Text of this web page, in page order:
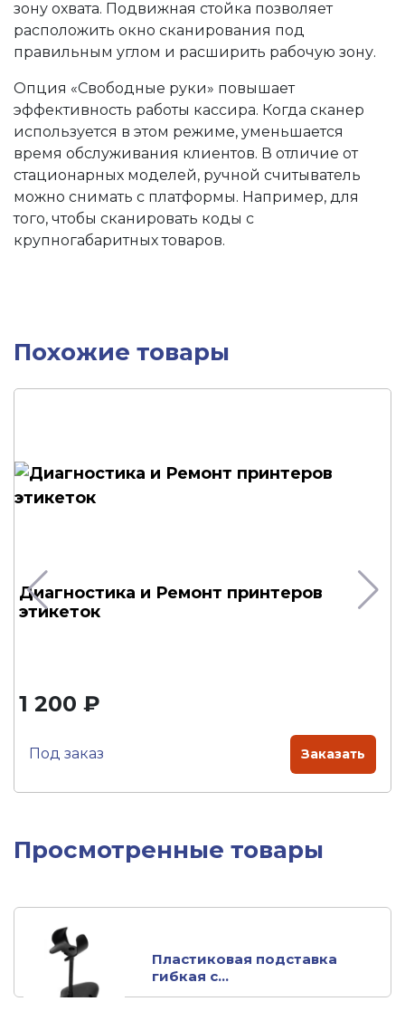
зону охвата. Подвижная стойка позволяет
расположить окно сканирования под
правильным углом и расширить рабочую зону.
Опция «Свободные руки» повышает
эффективность работы кассира. Когда сканер
используется в этом режиме, уменьшается
время обслуживания клиентов. В отличие от
стационарных моделей, ручной считыватель
можно снимать с платформы. Например, для
того, чтобы сканировать коды с
крупногабаритных товаров.
Похожие товары
Диагностика и Ремонт принтеров
этикеток
1 200 ₽
Под заказ Заказать
Просмотренные товары
Пластиковая подставка
гибкая с...